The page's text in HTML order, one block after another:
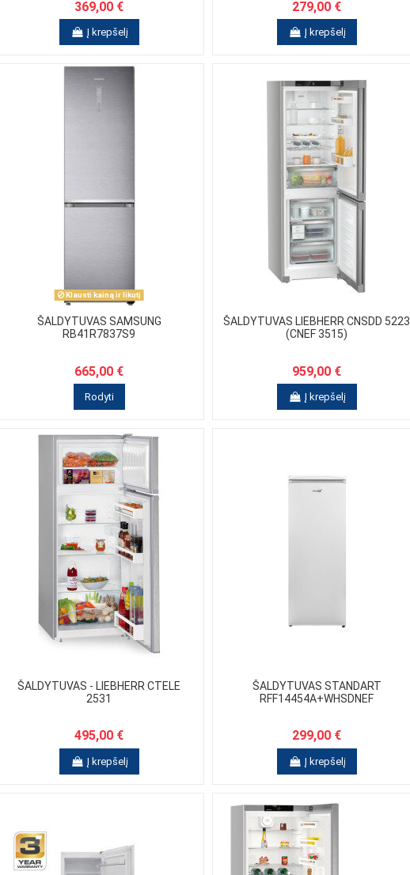
369,00 €
Į krepšelį
279,00 €
Į krepšelį
Klausti kainą ir likutį
ŠALDYTUVAS SAMSUNG
RB41R7837S9
665,00 €
Rodyti
ŠALDYTUVAS LIEBHERR CNSDD 5223
(CNEF 3515)
959,00 €
Į krepšelį
ŠALDYTUVAS - LIEBHERR CTELE
2531
495,00 €
Į krepšelį
ŠALDYTUVAS STANDART
RFF14454A+WHSDNEF
299,00 €
Į krepšelį